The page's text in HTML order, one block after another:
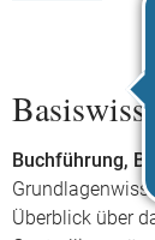
Buchführung,
Überblick über